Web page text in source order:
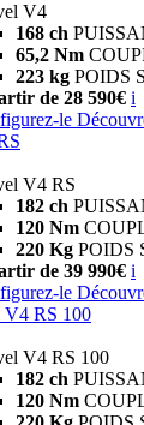
V4
168 ch
65,2 Nm
223 kg POIDS
de 28 590€ i
le
V4 RS
182 ch
120 Nm
220 Kg POIDS
de 39 990€ i
le
V4 RS 100
V4 RS 100
182 ch
120 Nm